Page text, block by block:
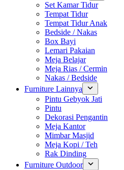
Set Kamar Tidur
Tempat Tidur
Tempat Tidur Anak
Bedside / Nakas
Box Bayi
Lemari Pakaian
Meja Belajar
Meja Rias / Cermin
Nakas / Bedside
Furniture Lainnya
Pintu Gebyok Jati
Pintu
Dekorasi Pengantin
Meja Kantor
Mimbar Masjid
Meja Kopi / Teh
Rak Dinding
Furniture Outdoor